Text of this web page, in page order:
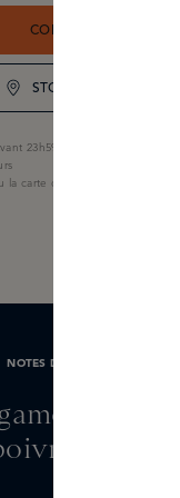
COMMANDEZ
STOCK DE LA
23h59, livré demain
la carte cadeau Skins
NOTES DE PARFUM
rose